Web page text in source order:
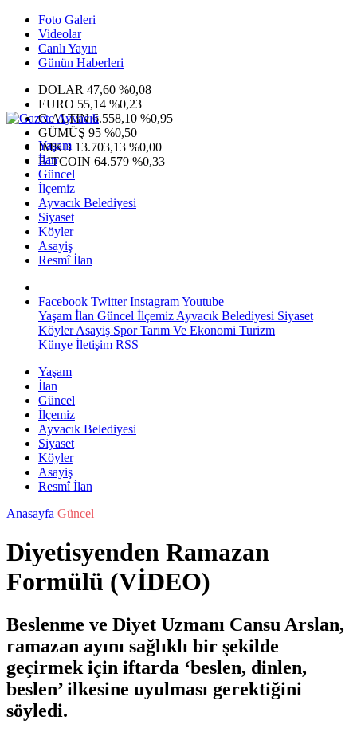
Foto Galeri
Videolar
Canlı Yayın
Günün Haberleri
DOLAR 47,60 %0,08
EURO 55,14 %0,23
G.ALTIN6.558,10 %0,95
GÜMÜŞ 95 %0,50
IMKB 13.703,13 %0,00
BITCOIN 64.579 %0,33
Yaşam
İlan
Güncel
İlçemiz
Ayvacık Belediyesi
Siyaset
Köyler
Asayiş
Resmî İlan
Facebook Twitter InstagramYoutube
Yaşam İlan Güncel İlçemiz Ayvacık Belediyesi Siyaset
KöylerAsayiş SporTarım Ve Ekonomi Turizm
Künye İletişim RSS
Yaşam
İlan
Güncel
İlçemiz
Ayvacık Belediyesi
Siyaset
Köyler
Asayiş
Resmî İlan
Anasayfa Güncel
Diyetisyenden Ramazan
Formülü (VİDEO)
Beslenme ve Diyet Uzmanı Cansu Arslan,
ramazan ayını sağlıklı bir şekilde
geçirmek için iftarda ‘beslen, dinlen,
beslen’ ilkesine uyulması gerektiğini
söyledi.